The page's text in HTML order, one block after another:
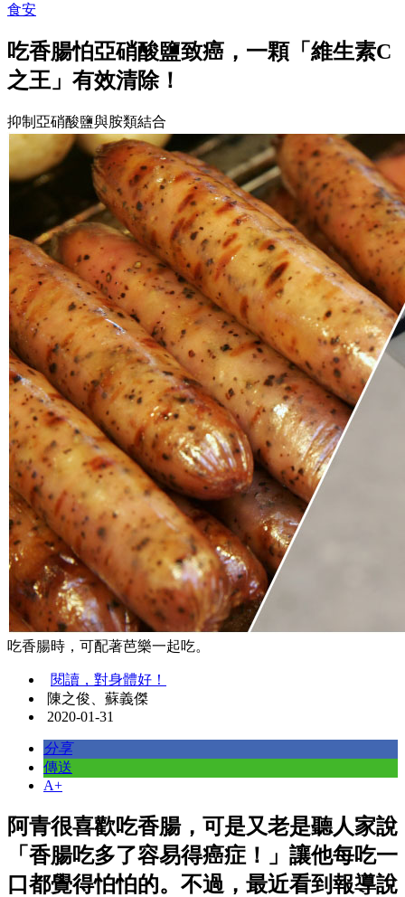
食安
吃香腸怕亞硝酸鹽致癌，一顆「維生素C
之王」有效清除！
抑制亞硝酸鹽與胺類結合
吃香腸時，可配著芭樂一起吃。
閱讀，對身體好！
陳之俊、蘇義傑
2020-01-31
分享
傳送
A+
阿青很喜歡吃香腸，可是又老是聽人家說
「香腸吃多了容易得癌症！」讓他每吃一
口都覺得怕怕的。不過，最近看到報導說